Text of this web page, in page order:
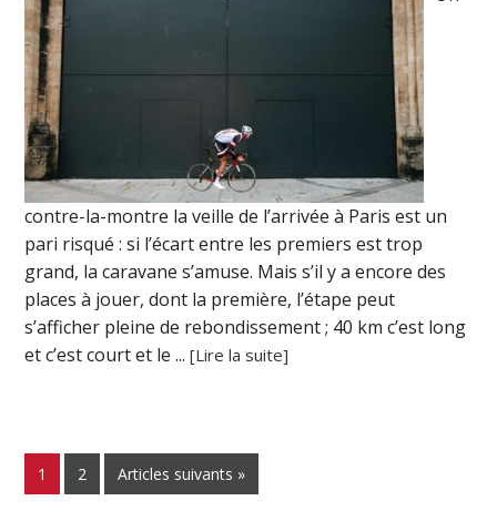
contre-la-montre la veille de l’arrivée à Paris est un
pari risqué : si l’écart entre les premiers est trop
grand, la caravane s’amuse. Mais s’il y a encore des
places à jouer, dont la première, l’étape peut
s’afficher pleine de rebondissement ; 40 km c’est long
et c’est court et le ...[Lire la suite]
1 2 Articles suivants »